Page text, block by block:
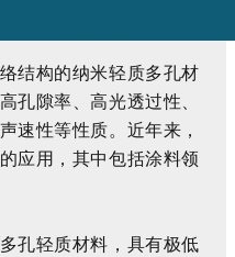
结构的纳米轻质多孔材
孔隙率、高光透过性、
速性等性质。近年来，
应用，其中包括涂料领
孔轻质材料，具有极低